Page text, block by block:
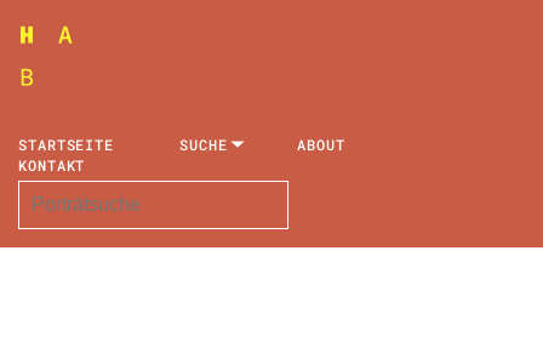
STARTSEITE SUCHE
ABOUT
KONTAKT